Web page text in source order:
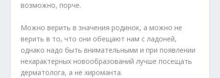
возможно, порче.
Можно верить в значения родинок, а можно не
верить в то, что они обещают нам с ладоней,
однако надо быть внимательными и при появлении
нехарактерных новообразований лучше посещать
дерматолога, а не хироманта.